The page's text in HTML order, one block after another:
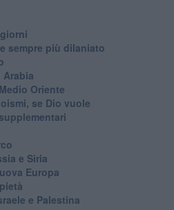
sempre più dilaniato
Oriente
se Dio vuole
e Siria
Europa
e Palestina